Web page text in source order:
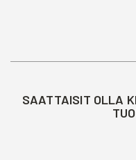
SAATTAISIT OLLA